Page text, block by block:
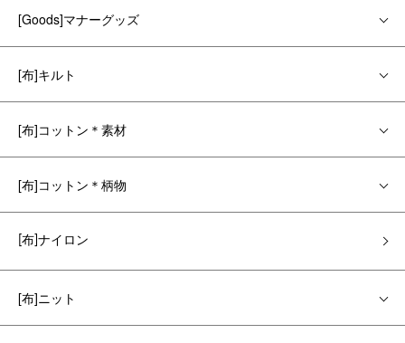
[Goods]マナーグッズ
[布]キルト
[布]コットン＊素材
[布]コットン＊柄物
[布]ナイロン
[布]ニット